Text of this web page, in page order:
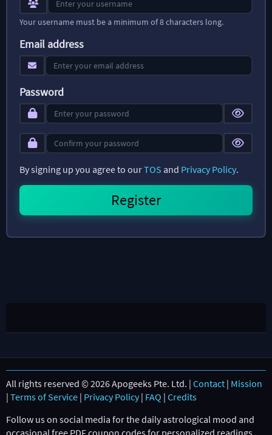
Your username must be a minimum of 8 characters long.
Email address
Password
By signing up you agree to ourTOS and Privacy Policy.
All rights reserved © 2026 Apogeeks Pte. Ltd. | Contact | Mission
| Terms of Service | Privacy Policy| FAQ | Credits
Follow us on social media for the daily astrological mood and